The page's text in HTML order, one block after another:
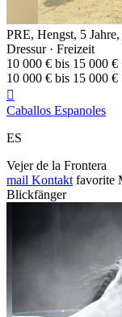
PRE, Hengst, 5
Dressur · Freizeit
10 000 € bis 15 000 €
10 000 € bis 15 000 €

Caballos Espanoles
ES
Vejer de la Frontera
mail Kontakt favorite
Blickfänger